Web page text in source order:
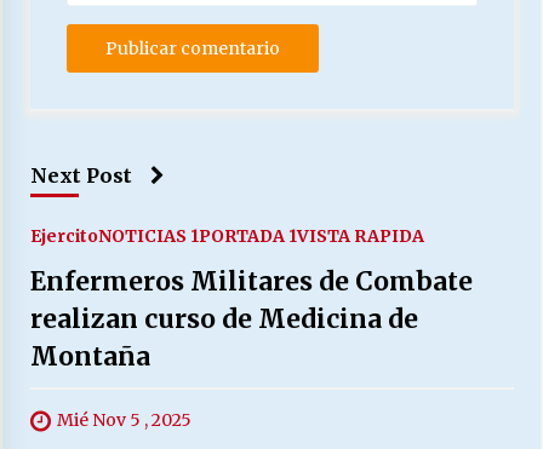
Next Post
EjercitoNOTICIAS 1PORTADA 1VISTA RAPIDA
Enfermeros Militares de Combate
realizan curso de Medicina de
Montaña
Mié Nov 5 , 2025